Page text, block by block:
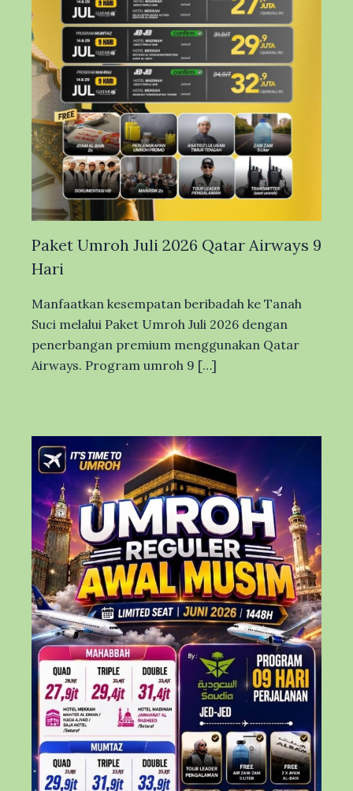
Paket Umroh Juli 2026 Qatar Airways 9
Hari
Manfaatkan kesempatan beribadah ke Tanah
Suci melalui Paket Umroh Juli 2026 dengan
penerbangan premium menggunakan Qatar
Airways. Program umroh 9 […]